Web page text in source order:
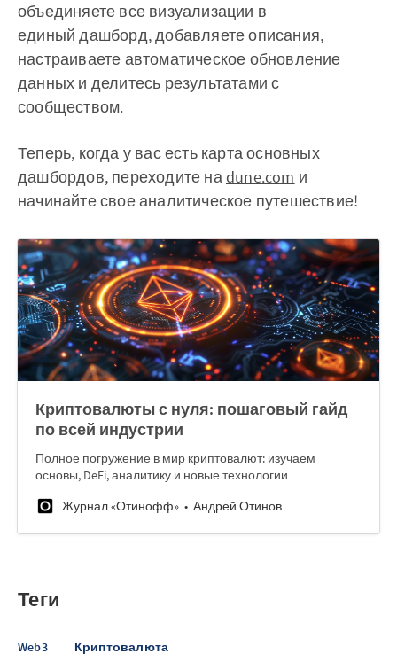
объединяете все визуализации в
единый дашборд, добавляете описания,
настраиваете автоматическое обновление
данных и делитесь результатами с
сообществом.
Теперь, когда у вас есть карта основных
дашбордов, переходите наdune.com и
начинайте свое аналитическое путешествие!
Криптовалюты с нуля: пошаговый гайд
по всей индустрии
Полное погружение в мир криптовалют: изучаем
основы, DeFi, аналитику и новые технологии
Журнал «Отинофф»
Андрей Отинов
Теги
Web3 Криптовалюта